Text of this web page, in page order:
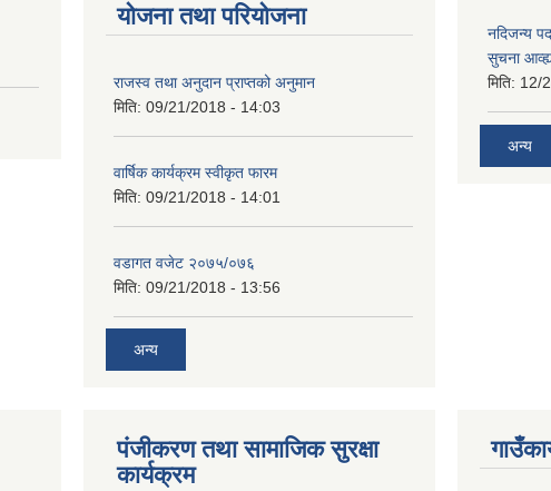
योजना तथा परियोजना
राजस्व तथा अनुदान प्राप्तको अनुमान
मिति: 09/21/2018 - 14:03
वार्षिक कार्यक्रम स्वीकृत फारम
मिति: 09/21/2018 - 14:01
वडागत वजेट २०७५/०७६
मिति: 09/21/2018 - 13:56
अन्य
नदिजन्य
सुचना
मिति: 12/
अन्य
पंजीकरण तथा सामाजिक सुरक्षा
कार्यक्रम